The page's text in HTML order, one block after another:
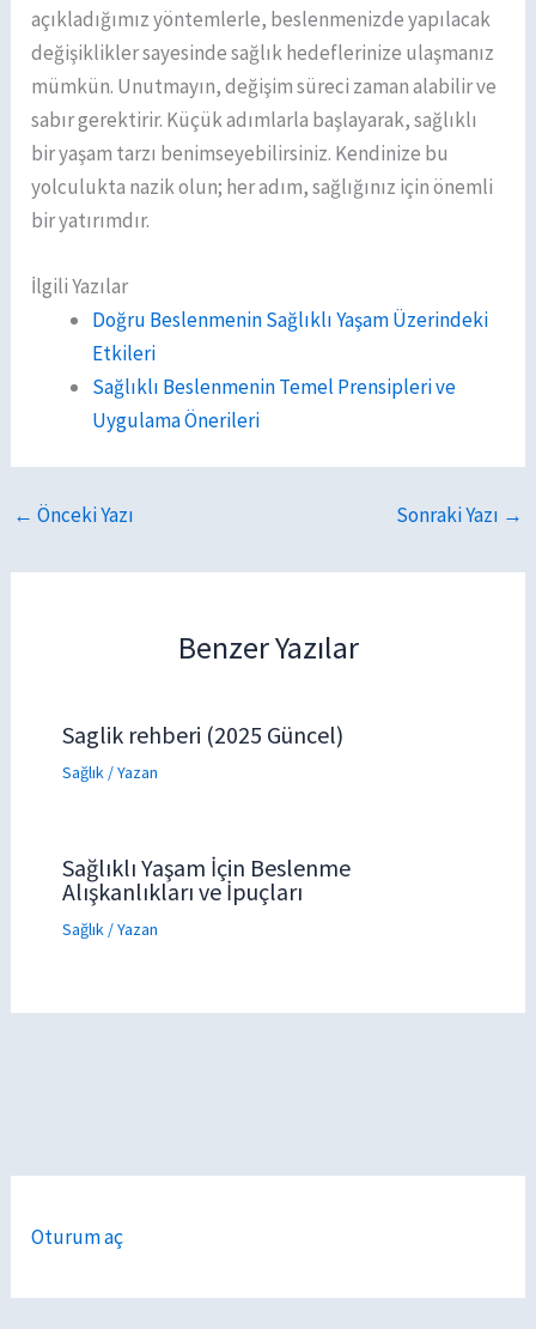
açıkladığımız yöntemlerle, beslenmenizde yapılacak
değişiklikler sayesinde sağlık hedeflerinize ulaşmanız
mümkün. Unutmayın, değişim süreci zaman alabilir ve
sabır gerektirir. Küçük adımlarla başlayarak, sağlıklı
bir yaşam tarzı benimseyebilirsiniz. Kendinize bu
yolculukta nazik olun; her adım, sağlığınız için önemli
bir yatırımdır.
İlgili Yazılar
Doğru Beslenmenin Sağlıklı Yaşam Üzerindeki
Etkileri
Sağlıklı Beslenmenin Temel Prensipleri ve
Uygulama Önerileri
← Önceki Yazı Sonraki Yazı →
Benzer Yazılar
Saglik rehberi (2025 Güncel)
Sağlık/ Yazan
Sağlıklı Yaşam İçin Beslenme
Alışkanlıkları ve İpuçları
Sağlık/ Yazan
Oturum aç